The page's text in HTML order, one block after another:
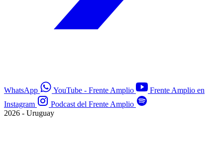
WhatsApp YouTube - Frente Amplio
Frente Amplio en
Instagram
Podcast del Frente Amplio
2026 - Uruguay